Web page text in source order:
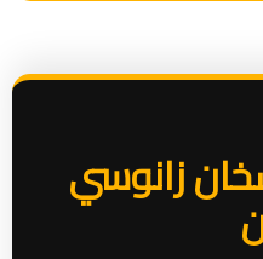
زانوسي